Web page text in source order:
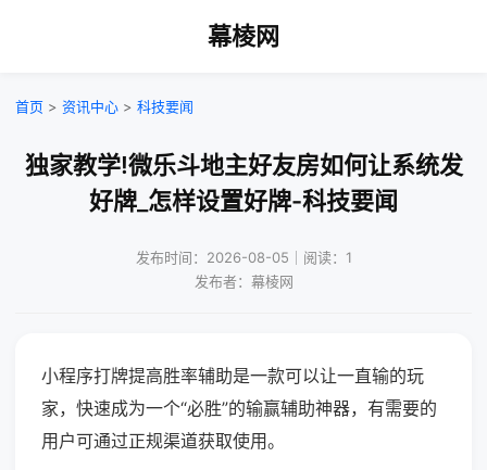
幕棱网
首页 > 资讯中心 > 科技要闻
独家教学!微乐斗地主好友房如何让系统发
好牌_怎样设置好牌-科技要闻
发布时间：2026-08-05｜阅读：1
发布者：幕棱网
小程序打牌提高胜率辅助是一款可以让一直输的玩
家，快速成为一个“必胜”的输赢辅助神器，有需要的
用户可通过正规渠道获取使用。